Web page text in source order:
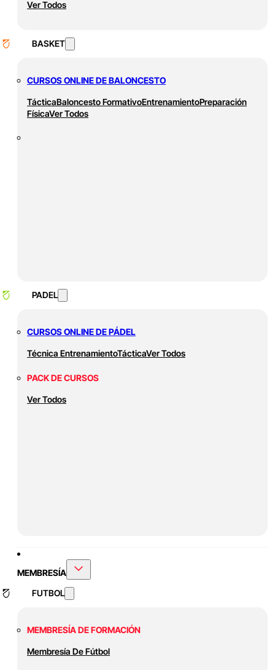
Ver Todos
BASKET
CURSOS ONLINE DE BALONCESTO
TácticaBaloncesto FormativoEntrenamientoPreparación
FísicaVer Todos
PADEL
CURSOS ONLINE DE PÁDEL
Técnica EntrenamientoTácticaVer Todos
PACK DE CURSOS
Ver Todos
MEMBRESÍA
FUTBOL
MEMBRESÍA DE FORMACIÓN
Membresía De Fútbol